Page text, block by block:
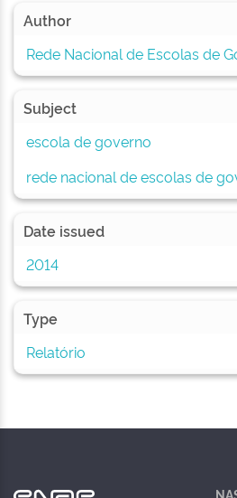
Author
Rede Nacional de Escolas de
Subject
escola de governo
rede nacional de escolas de
Date issued
2014
Type
Relatório